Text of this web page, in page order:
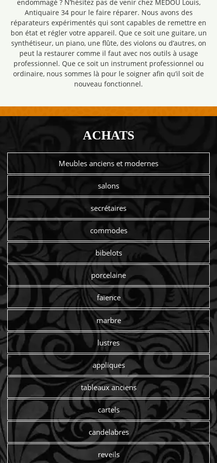
endommagé ? N’hésitez pas de venir chez MEDOU Louis,
Antiquaire 34 pour le faire réparer. Nous avons des
réparateurs expérimentés qui sont capables de remettre en
bon état et régler votre appareil. Que ce soit une guitare, un
synthétiseur, un piano, une flûte, des violons ou d’autres, on
peut la restaurer comme il faut avec nos outils à usage
professionnel. Que ce soit un instrument professionnel ou
ordinaire, nous sommes là pour le soigner afin qu’il soit de
nouveau fonctionnel.
ACHATS
Meubles anciens et modernes
salons
secrétaires
commodes
bibelots
porcelaine
faïence
marbre
lustres
appliques
tableaux anciens
cartels
candelabres
reveils